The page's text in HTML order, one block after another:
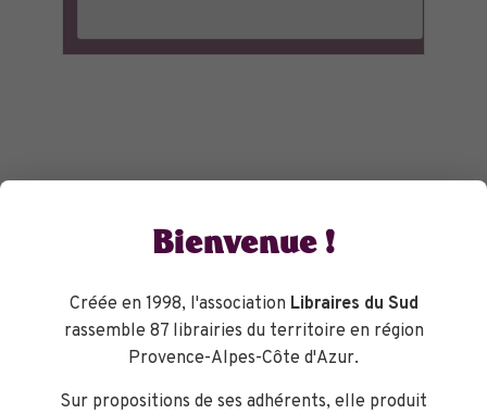
Bienvenue !
Créée en 1998, l'association Libraires du Sud
rassemble 87 librairies du territoire en région
Provence-Alpes-Côte d'Azur.
Sur propositions de ses adhérents, elle produit